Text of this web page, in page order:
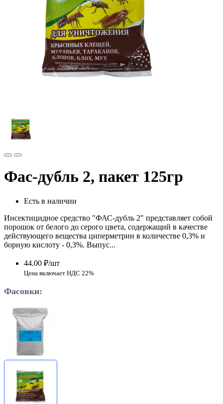
Фас-дубль 2, пакет 125гр
Есть в наличии
Инсектицидное средство "ФАС-дубль 2" представляет собой
порошок от белого до серого цвета, содержащий в качестве
действующего вещества циперметрин в количе­стве 0,3% и
борную кислоту - 0,3%. Выпус...
44.00 ₽/шт
Цена включает НДС 22%
Фасовки: